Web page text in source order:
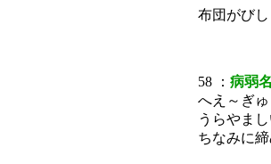
布団がび
58 ： 病弱
へえ～ぎ
うらやま
ちなみに